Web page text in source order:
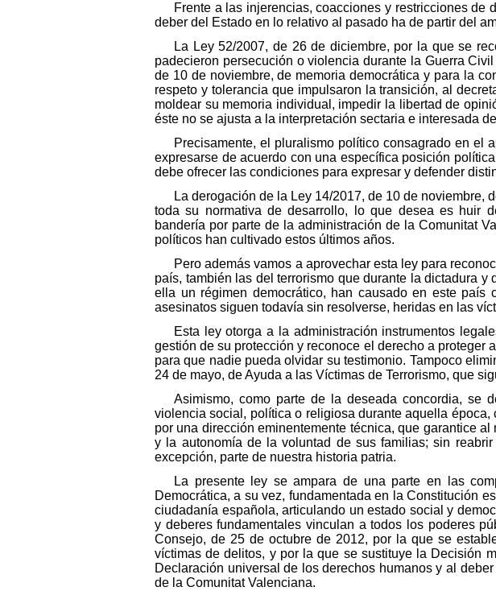
Frente a las injerencias, coacciones y restricciones de
deber del Estado en lo relativo al pasado ha de partir del
La Ley 52/2007, de 26 de diciembre, por la que se
padecieron persecución o violencia durante la Guerra
de 10 de noviembre, de memoria democrática y para la
respeto y tolerancia que impulsaron la transición, al
moldear su memoria individual, impedir la libertad de
éste no se ajusta a la interpretación sectaria e interesada
Precisamente, el pluralismo político consagrado en el
expresarse de acuerdo con una específica posición
debe ofrecer las condiciones para expresar y defender
La derogación de la Ley 14/2017, de 10 de
toda su normativa de desarrollo, lo que desea es huir
bandería por parte de la administración de la Comunitat
políticos han cultivado estos últimos años.
Pero además vamos a aprovechar esta ley para
país, también las del terrorismo que durante la dictadura
ella un régimen democrático, han causado en este
asesinatos siguen todavía sin resolverse, heridas en las
Esta ley otorga a la administración instrumentos
gestión de su protección y reconoce el derecho a
para que nadie pueda olvidar su testimonio. Tampoco
24 de mayo, de Ayuda a las Víctimas de Terrorismo, que
Asimismo, como parte de la deseada concordia, se
violencia social, política o religiosa durante aquella
por una dirección eminentemente técnica, que garantice
y la autonomía de la voluntad de sus familias; sin
excepción, parte de nuestra historia patria.
La presente ley se ampara de una parte en las
Democrática, a su vez, fundamentada en la Constitución
ciudadanía española, articulando un estado social y
y deberes fundamentales vinculan a todos los poderes
Consejo, de 25 de octubre de 2012, por la que se
víctimas de delitos, y por la que se sustituye la Decisión
Declaración universal de los derechos humanos y al
de la Comunitat Valenciana.